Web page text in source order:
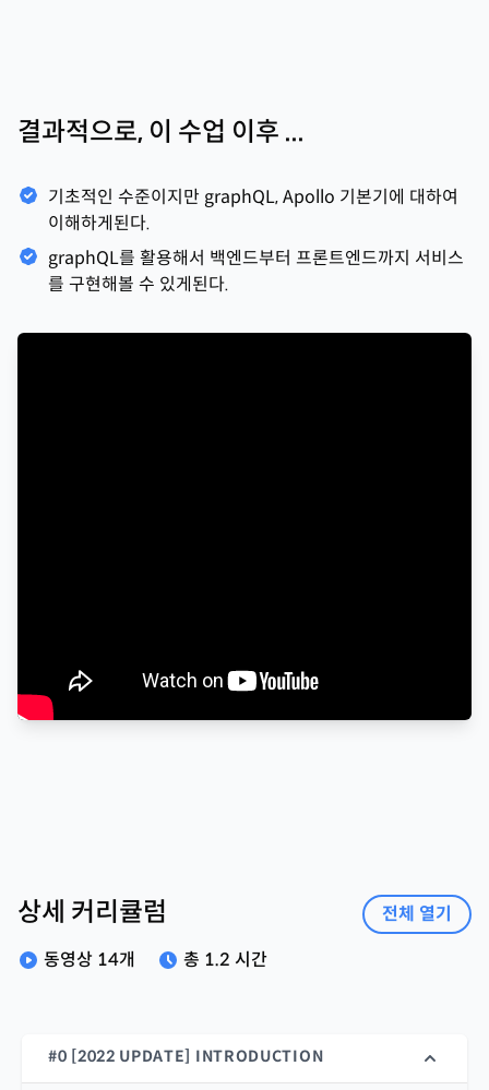
결과적으로, 이 수업 이후 ...
기초적인 수준이지만 graphQL, Apollo 기본기에 대하여
이해하게된다.
graphQL를 활용해서 백엔드부터 프론트엔드까지 서비스
를 구현해볼 수 있게된다.
상세 커리큘럼
동영상 14개 총 1.2 시간
전체 열기
#0 [2022 UPDATE] INTRODUCTION